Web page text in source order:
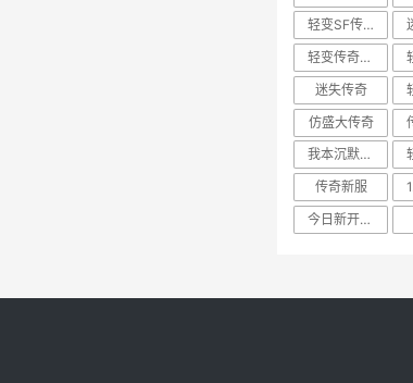
轻变SF传奇游戏
轻变传奇发布网
迷失传奇
仿盛大传奇
我本沉默传奇
传奇新服
今日新开传奇